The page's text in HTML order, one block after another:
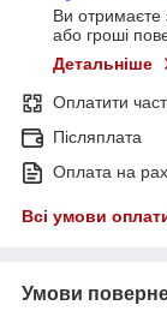
Ви отримаєте
або гроші
Детальніше
Оплатити
Післяплата
Оплата на
Всі умови
Умови